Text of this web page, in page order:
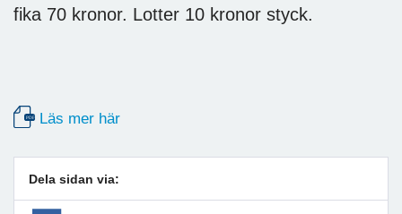
fika 70 kronor. Lotter 10 kronor styck.
Läs mer här
Dela sidan via: